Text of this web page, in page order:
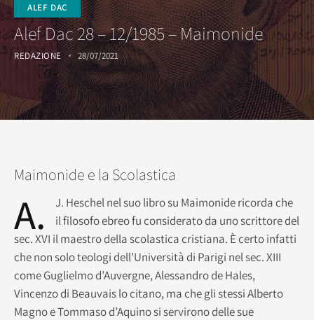
ALEF DAC
Alef Dac 28 – 12/1985 – Maimonide
REDAZIONE 28/07/2021
Maimonide e la Scolastica
A.
J. Heschel nel suo libro su Maimonide ricorda che
il filosofo ebreo fu considerato da uno scrittore del
sec. XVI il maestro della scolastica cristiana. È certo infatti
che non solo teologi dell’Università di Parigi nel sec. XIII
come Guglielmo d’Auvergne, Alessandro de Hales,
Vincenzo di Beauvais lo citano, ma che gli stessi Alberto
Magno e Tommaso d’Aquino si servirono delle sue